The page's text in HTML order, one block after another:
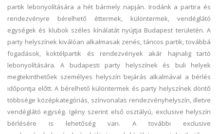
partik lebonyolítására a hét bármely napján. Irodánk a partira és
rendezvényre bérelhető éttermek, különtermek, vendéglátó
egységek és klubok széles kínálatát nyújtja Budapest területén. A
party helyszínek kiválóan alkalmasak zenés, táncos partik, továbbá
fogadások, koktélpartik és rendezvények akár hajnalig tartó
lebonyolítására. A budapesti party helyszínek és buli helyek
megtekinthetőek személyes helyszín bejárás alkalmával a bérlés
időpontja előtt. A bérelhető különtermek és party helyszínek döntő
többsége középkategóriás, színvonalas rendezvényhelyszín, illetve
vendéglátó egység. Igény szerint első osztályú, exclusive helyszín
bérlésére is lehetőség van. A további exclusive